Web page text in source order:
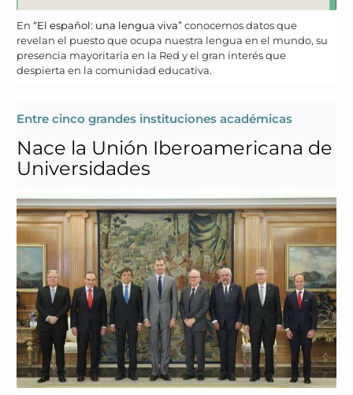
En “El español: una lengua viva”conocemos datos que
revelan el puesto que ocupa nuestra lengua en el mundo, su
presencia mayoritaria en la Red y el gran interés que
despierta en la comunidad educativa.
Entre cinco grandes instituciones académicas
Nace la Unión Iberoamericana de
Universidades